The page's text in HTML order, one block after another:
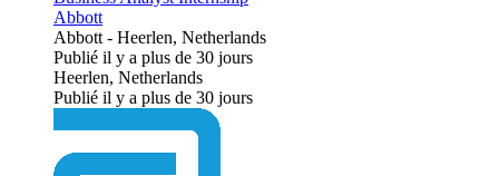
Abbott
Abbott - Heerlen, Netherlands
Publié il y a plus de 30 jours
Heerlen, Netherlands
Publié il y a plus de 30 jours